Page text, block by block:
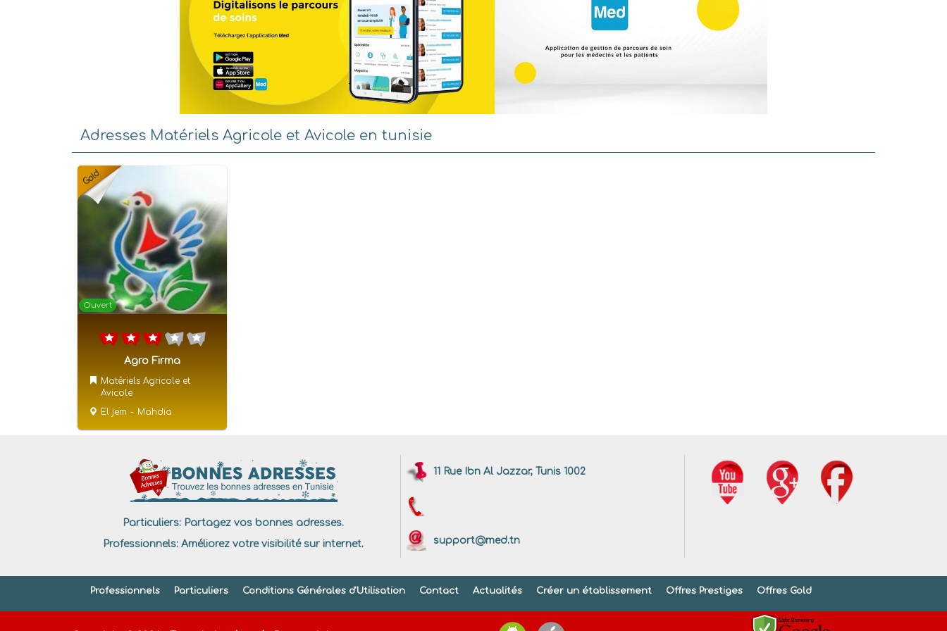
Adresses Matériels Agricole et Avicole en tunisie
Ouvert
Agro Firma
Matériels Agricole et
Avicole
El jem - Mahdia
Particuliers:Partagez vos bonnes adresses.
Professionnels:Améliorez votre visibilité sur internet.
11 Rue Ibn Al Jazzar, Tunis 1002
support@med.tn
Professionnels Particuliers Conditions Générales d'Utilisation Contact Actualités Créer un établissement Offres Prestiges Offres Gold